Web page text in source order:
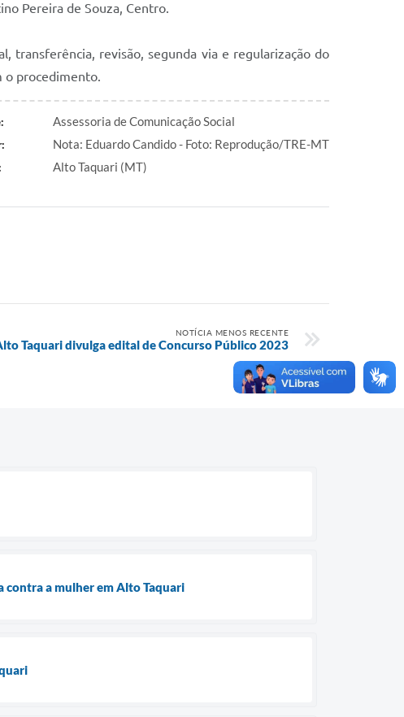
Pereira de Souza, Centro.
transferência, revisão, segunda via e regularização do
o procedimento.
Assessoria de Comunicação Social
Nota: Eduardo Candido - Foto: Reprodução/TRE-MT
Alto Taquari (MT)
NOTÍCIA MENOS RECENTE
Taquari divulga edital de Concurso Público 2023
contra a mulher em Alto Taquari